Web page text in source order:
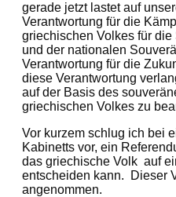
gerade jetzt lastet auf
Verantwortung für die
griechischen Volkes für
und der nationalen
Verantwortung für die
diese Verantwortung
auf der Basis des
griechischen Volkes zu
Vor kurzem schlug ich bei
Kabinetts vor, ein
das griechische Volk auf
entscheiden kann. Dieser
angenommen.